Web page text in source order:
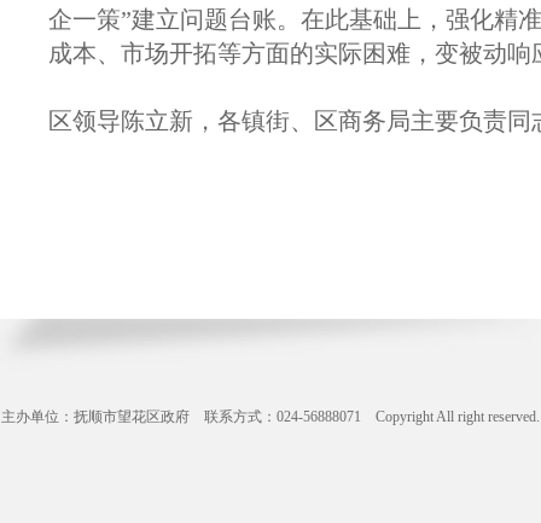
企一策”建立问题台账。在此基础上，强化精
成本、市场开拓等方面的实际困难，变被动
区领导陈立新，各镇街、区商务局主要负责
主办单位：抚顺市望花区政府 联系方式：024-56888071 Copyright All right